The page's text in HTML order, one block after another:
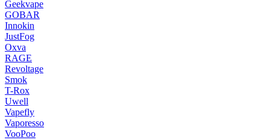
Geekvape
GOBAR
Innokin
JustFog
Oxva
RAGE
Revoltage
Smok
T-Rox
Uwell
Vapefly
Vaporesso
VooPoo